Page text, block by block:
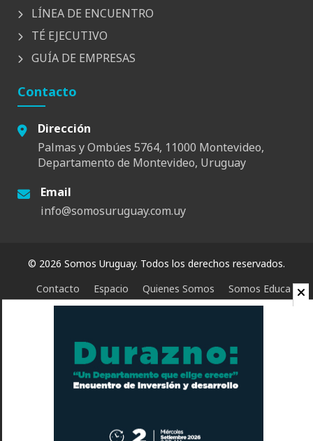
LÍNEA DE ENCUENTRO
TÉ EJECUTIVO
GUÍA DE EMPRESAS
Contacto
Dirección
Palmas y Ombúes 5764, 11000 Montevideo,
Departamento de Montevideo, Uruguay
Email
info@somosuruguay.com.uy
© 2026 Somos Uruguay. Todos los derechos reservados.
Contacto
Espacio Quienes Somos Somos Educa